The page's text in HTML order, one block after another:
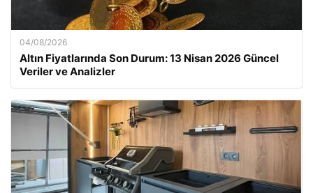
04/08/2026
Altın Fiyatlarında Son Durum: 13 Nisan 2026 Güncel
Veriler ve Analizler